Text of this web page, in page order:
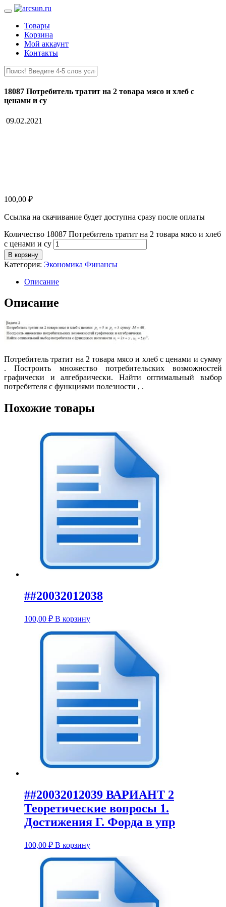
Товары
Корзина
Мой аккаунт
Контакты
18087 Потребитель тратит на 2 товара мясо и хлеб с
ценами и су
09.02.2021
100,00 ₽
Ссылка на скачивание будет доступна сразу после оплаты
Количество 18087 Потребитель тратит на 2 товара мясо и хлеб
с ценами и су
В корзину
Категория: Экономика Финансы
Описание
Описание
Потребитель тратит на 2 товара мясо и хлеб с ценами и сумму
. Построить множество потребительских возможностей
графически и алгебраически. Найти оптимальный выбор
потребителя с функциями полезности , .
Похожие товары
##20032012038
100,00 ₽ В корзину
##20032012039 ВАРИАНТ 2
Теоретические вопросы 1.
Достижения Г. Форда в упр
100,00 ₽ В корзину